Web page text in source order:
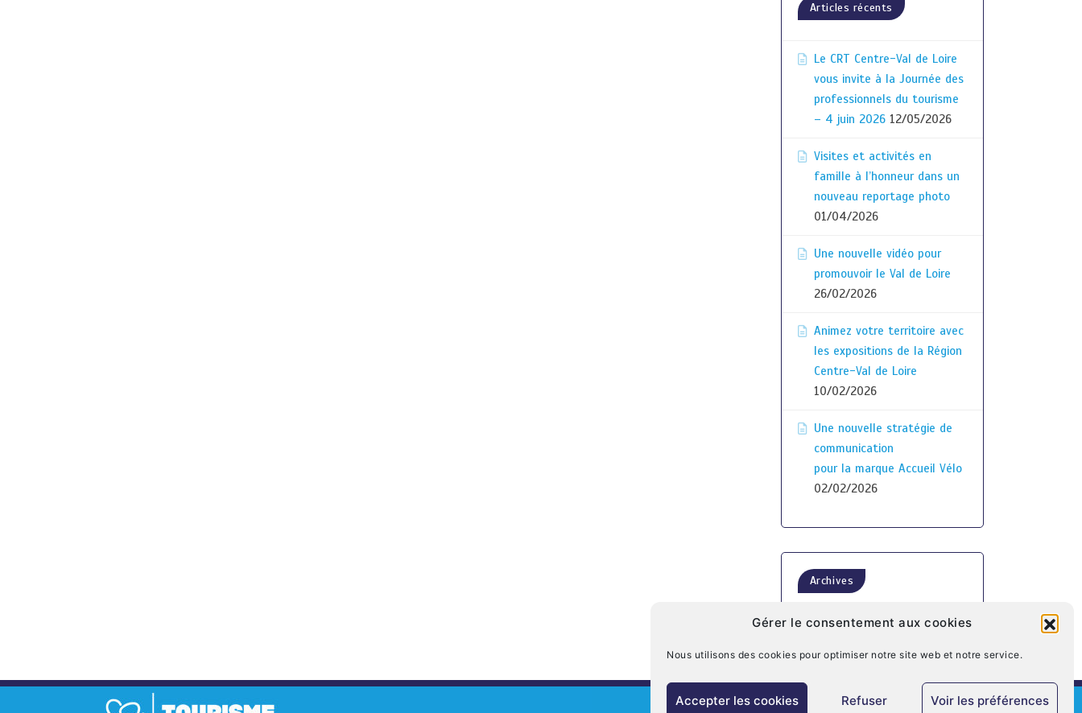
Gérer le consentement aux cookies
Nous utilisons des cookies pour optimiser notre site web et notre service.
Accepter les cookies Refuser Voir les préférences
Articles récents
Le CRT Centre-Val de Loire
vous invite à la Journée des
professionnels du tourisme
– 4 juin 2026 12/05/2026
Visites et activités en
famille à l’honneur dans un
nouveau reportage photo
01/04/2026
Une nouvelle vidéo pour
promouvoir le Val de Loire
26/02/2026
Animez votre territoire avec
les expositions de la Région
Centre-Val de Loire
10/02/2026
Une nouvelle stratégie de
communication
pour la marque Accueil Vélo
02/02/2026
Archives